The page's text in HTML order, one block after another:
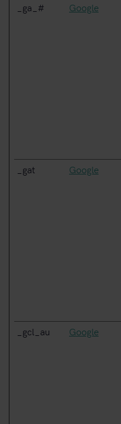
_ga_# Google
_gat Google
_gcl_au Google